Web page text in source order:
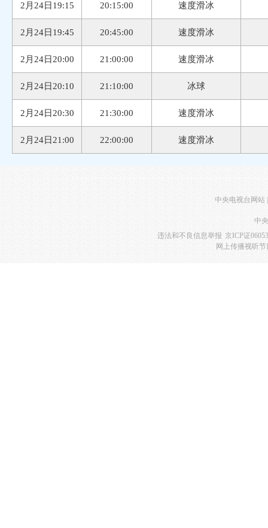
2月24日19:15 20:15:00 速度滑冰
2月24日19:45 20:45:00 速度滑冰
2月24日20:00 21:00:00 速度滑冰
2月24日20:10 21:10:00 冰球
2月24日20:30 21:30:00 速度滑冰
2月24日21:00 22:00:00 速度滑冰
中央电视台网站
中
违法和不良信息举报 京ICP证
网上传播视听